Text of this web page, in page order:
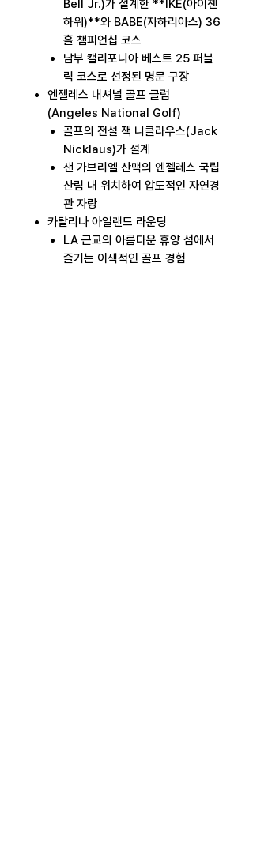
Bell Jr.)가 설계한 **IKE(아이젠
하워)**와 BABE(자하리아스) 36
홀 챔피언십 코스
남부 캘리포니아 베스트 25 퍼블
릭 코스로 선정된 명문 구장
엔젤레스 내셔널 골프 클럽
(Angeles National Golf)
골프의 전설 잭 니클라우스(Jack
Nicklaus)가 설계
샌 가브리엘 산맥의 엔젤레스 국립
산림 내 위치하여 압도적인 자연경
관 자랑
카탈리나 아일랜드 라운딩
LA 근교의 아름다운 휴양 섬에서
즐기는 이색적인 골프 경험